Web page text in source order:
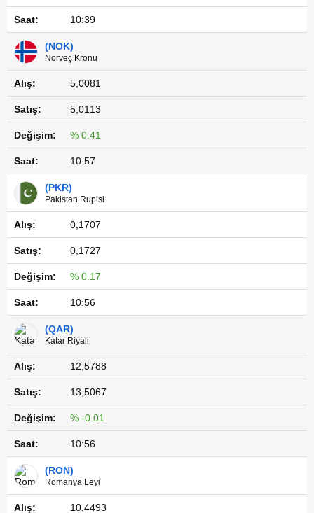
10:39
(NOK)
Norveç Kronu
5,0081
5,0113
% 0.41
10:57
(PKR)
Pakistan Rupisi
0,1707
0,1727
% 0.17
10:56
(QAR)
Katar Riyali
12,5788
13,5067
% -0.01
10:56
(RON)
Romanya Leyi
10,4493